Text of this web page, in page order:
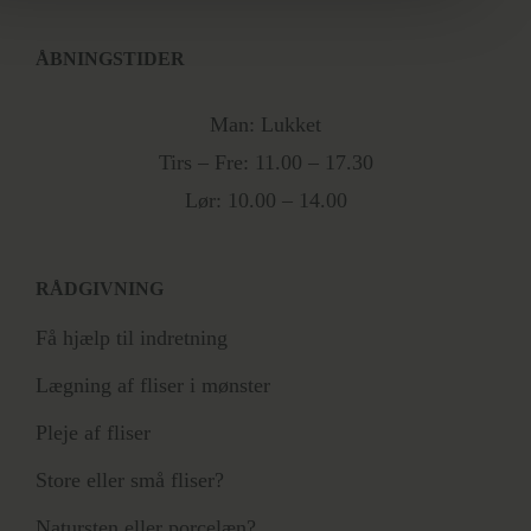
ÅBNINGSTIDER
Man: Lukket
Tirs – Fre: 11.00 – 17.30
Lør: 10.00 – 14.00
RÅDGIVNING
Få hjælp til indretning
Lægning af fliser i mønster
Pleje af fliser
Store eller små fliser?